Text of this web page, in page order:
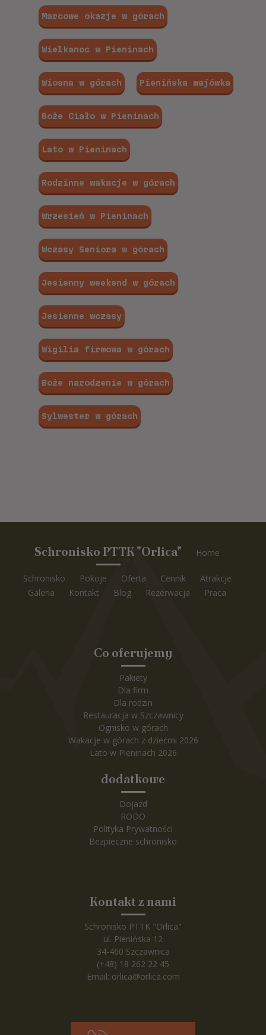
Marcowe okazje w górach
Wielkanoc w Pieninach
Wiosna w górach Pienińska majówka
Boże Ciało w Pieninach
Lato w Pieninach
Rodzinne wakacje w górach
Wrzesień w Pieninach
Wczasy Seniora w górach
Jesienny weekend w górach
Jesienne wczasy
Wigilia firmowa w górach
Boże narodzenie w górach
Sylwester w górach
Schronisko PTTK "Orlica" Home
Schronisko Pokoje Oferta Cennik
Atrakcje
Galeria
Kontakt Blog Rezerwacja Praca
Co oferujemy
Pakiety
Dla firm
Dla rodzin
Restauracja w Szczawnicy
Ognisko w górach
Wakacje w górach z dziećmi 2026
Lato w Pieninach 2026
dodatkowe
Dojazd
RODO
Polityka Prywatności
Bezpieczne schronisko
Kontakt z nami
Schronisko PTTK "Orlica"
ul. Pienińska 12
34-460 Szczawnica
(+48) 18 262 22 45
Email: orlica@orlica.com